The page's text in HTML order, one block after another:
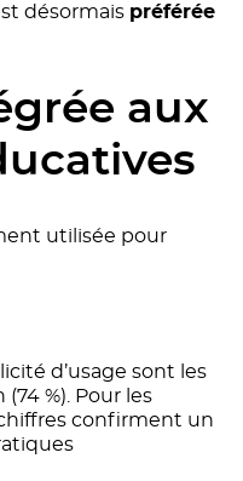
désormais préférée
aux
utilisée pour
d’usage sont les
%). Pour les
confirment un